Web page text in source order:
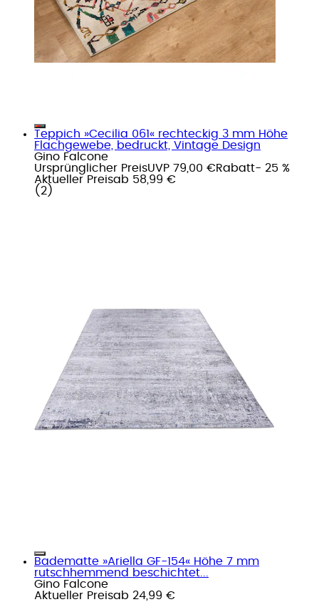
Teppich »Cecilia 061« rechteckig 3 mm Höhe
Flachgewebe, bedruckt, Vintage Design
Gino Falcone
Ursprünglicher PreisUVP 79,00 €Rabatt- 25 %
Aktueller Preisab 58,99 €
( 2 )
Badematte »Ariella GF-154« Höhe 7 mm
rutschhemmend beschichtet...
Gino Falcone
Aktueller Preisab 24,99 €